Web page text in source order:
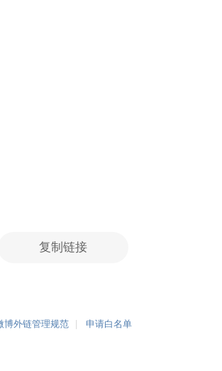
复制链接
博外链管理规范 申请白名单